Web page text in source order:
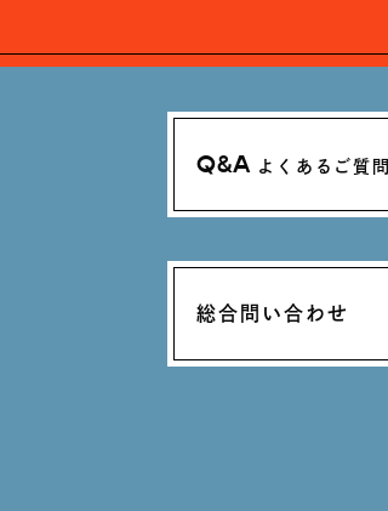
Q&A よくあるご質問
総合問い合わせ